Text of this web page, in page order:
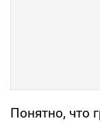
Понятно, что